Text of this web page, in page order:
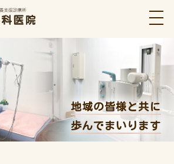
地域の皆様と共に
歩んでまいります